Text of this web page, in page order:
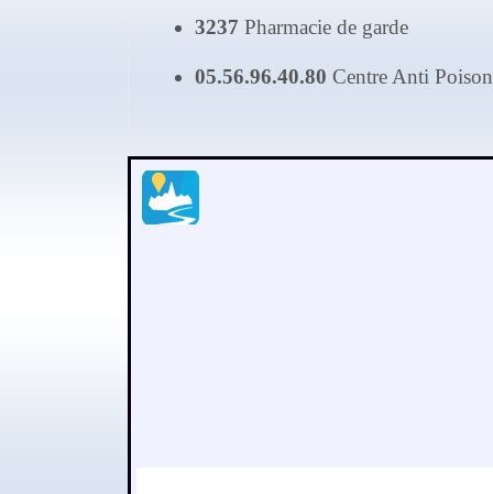
3237 Pharmacie de garde
05.56.96.40.80 Centre Anti Poison